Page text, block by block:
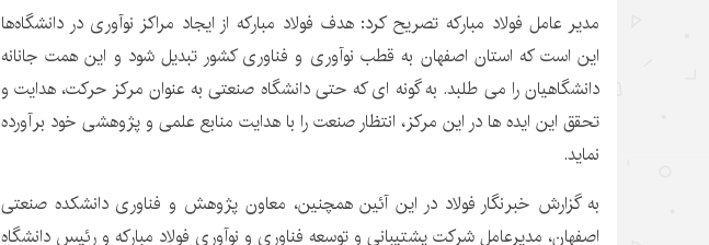
مدیر عامل فولاد مبارکه تصریح کرد: هدف‌ فولاد مبارکه از ایجاد مراکز نوآوری در دانشگاه‌ها
این است که استان اصفهان به قطب نوآوری و فناوری کشور تبدیل شود و این همت جانانه
دانشگاهیان را می طلبد. به گونه ای که حتی دانشگاه صنعتی به عنوان مرکز حرکت، هدایت و
تحقق این ایده ها در این مرکز، انتظار صنعت را با هدایت منابع علمی و پژوهشی خود برآورده
نماید.
به گزارش خبرنگار فولاد در این آئین همچنین، معاون پژوهش و فناوری دانشکده صنعتی
اصفهان، مدیرعامل شرکت پشتیبانی و توسعه فناوری و نوآوری فولاد مبارکه و رئیس دانشگاه